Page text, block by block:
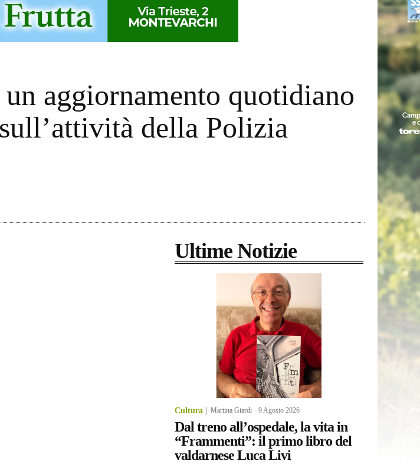
aggiornamento quotidiano
della Polizia
Ultime Notizie
Cultura Martina Giardi -9 Agosto 2026
Dal treno all’ospedale, la vita in
“Frammenti”: il primo libro del
valdarnese Luca Livi